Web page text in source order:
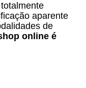
aparente
de
online é